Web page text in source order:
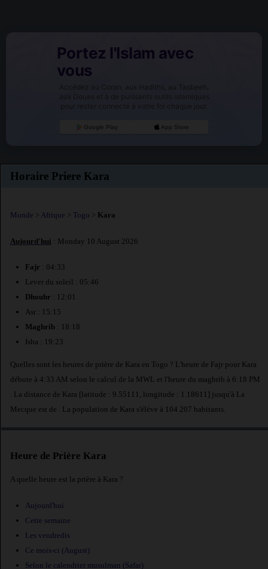
Portez l'Islam avec
vous
Accédez au Coran, aux Hadiths, au Tasbeeh,
aux Douas et à de puissants outils islamiques
pour rester connecté à votre foi chaque jour.
Google Play App Store
Horaire Priere Kara
Monde > Afrique > Togo > Kara
Aujourd'hui : Monday 10 August 2026
Fajr : 04:33
Lever du soleil : 05:46
Dhouhr : 12:01
Asr : 15:15
Maghrib : 18:18
Isha : 19:23
Quelles sont les heures de prière de Kara en Togo ? L'heure de Fajr pour Kara
débute à 4:33 AM selon le calcul de la MWL et l'heure du maghrib à 6:18 PM
. La distance de Kara [latitude : 9.55111, longitude : 1.18611] jusqu'à La
Mecque est de . La population de Kara s'élève à 104 207 habitants.
Heure de Prière Kara
A quelle heure est la prière à Kara ?
Aujourd'hui
Cette semaine
Les vendredis
Ce mois-ci (August)
Selon le calendrier musulman (Safar)